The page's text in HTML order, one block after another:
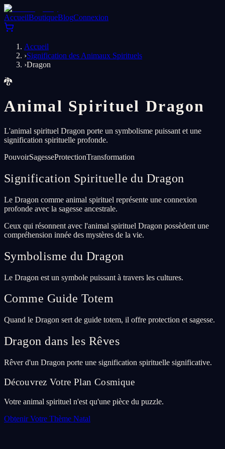
AccueilBoutiqueBlogConnexion
Accueil
›Signification des Animaux Spirituels
›Dragon
🐉
Animal Spirituel Dragon
L'animal spirituel Dragon porte un symbolisme puissant et une
signification spirituelle profonde.
PouvoirSagesseProtectionTransformation
Signification Spirituelle du Dragon
Le Dragon comme animal spirituel représente une connexion
profonde avec la sagesse ancestrale.
Ceux qui résonnent avec l'animal spirituel Dragon possèdent une
compréhension innée des mystères de la vie.
Symbolisme du Dragon
Le Dragon est un symbole puissant à travers les cultures.
Comme Guide Totem
Quand le Dragon sert de guide totem, il offre protection et sagesse.
Dragon dans les Rêves
Rêver d'un Dragon porte une signification spirituelle significative.
Découvrez Votre Plan Cosmique
Votre animal spirituel n'est qu'une pièce du puzzle.
Obtenir Votre Thème Natal